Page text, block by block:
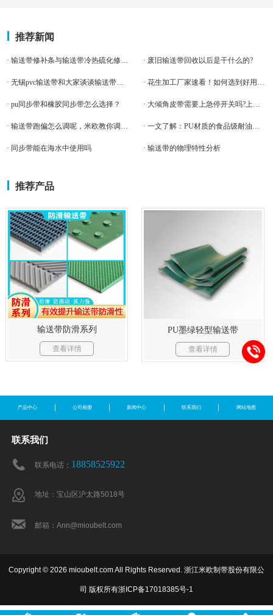
推荐新闻
· 输送带修补条与输送带冷热硫化修补的区别 · 废旧输送带回收以后是干什么的?
· 无锡pvc输送带和大家谈谈输送带的分类 · 花生加工厂家速看！如何选到好用的花生脱壳机皮带
· pu同步带和橡胶同步带怎么选择？ · 大倾角皮带需要上急停开关吗?上哪种急停开关
· 输送带跑偏怎么调呢，米欧教你调试跑偏的皮带。 · 一文了解：PU材质的食品级耐油输送带！食品机械厂不容错过
· 同步带能在海水中使用吗 · 输送带的物理特性分析
推荐产品
输送带防滑系列
查看详情
PU墨绿轻型输送带
查看详情
产品中心 公司相册 新闻中心 联系我们 网站地图
联系我们
联系电话： 18858525922
地址：宝山区沪太路5018号
邮箱：Ann@mioubelt.com
Copyright © 2026 mioubelt.com All Rights Reserved. 浙江米欧制带股份有限公
司 版权所有浙ICP备17018385号-1